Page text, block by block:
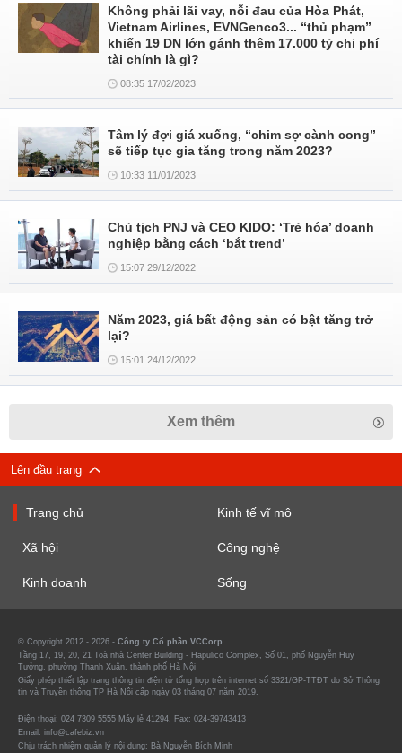
Không phải lãi vay, nỗi đau của Hòa Phát,
Vietnam Airlines, EVNGenco3... “thủ phạm”
khiến 19 DN lớn gánh thêm 17.000 tỷ chi phí
tài chính là gì?
08:35 17/02/2023
Tâm lý đợi giá xuống, “chim sợ cành cong”
sẽ tiếp tục gia tăng trong năm 2023?
10:33 11/01/2023
Chủ tịch PNJ và CEO KIDO: ‘Trẻ hóa’ doanh
nghiệp bằng cách ‘bắt trend’
15:07 29/12/2022
Năm 2023, giá bất động sản có bật tăng trở
lại?
15:01 24/12/2022
Xem thêm
Lên đầu trang
Trang chủ
Xã hội
Kinh doanh
Kinh tế vĩ mô
Công nghệ
Sống
© Copyright 2012 - 2026 - Công ty Cổ phần VCCorp.
Tầng 17, 19, 20, 21 Toà nhà Center Building - Hapulico Complex, Số 01, phố Nguyễn Huy
Tưởng, phường Thanh Xuân, thành phố Hà Nội
Giấy phép thiết lập trang thông tin điện tử tổng hợp trên internet số 3321/GP-TTĐT do Sở Thông
tin và Truyền thông TP Hà Nội cấp ngày 03 tháng 07 năm 2019.
Điện thoại: 024 7309 5555 Máy lẻ 41294. Fax: 024-39743413
Email: info@cafebiz.vn
Chịu trách nhiệm quản lý nội dung: Bà Nguyễn Bích Minh